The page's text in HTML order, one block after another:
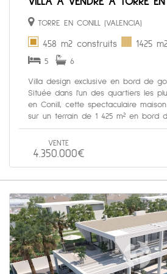
TORRE EN CONILL (VALENCIA)
458 m2 construits 1425
5 6
Villa design exclusive en bord de
Située dans l'un des quartiers les
en Conill, cette spectaculaire
sur un terrain de 1 425 m² en bord
VENTE
4.350.000€